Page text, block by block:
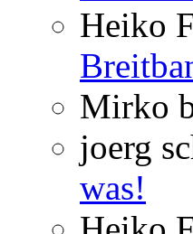
Heiko
Mirko
joerg
was!